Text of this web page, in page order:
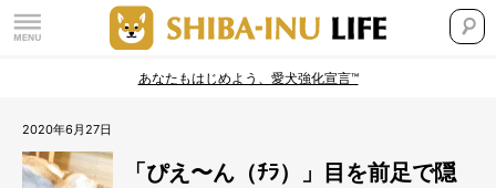
あなたもはじめよう、愛犬強化宣言™
2020年6月27日
「ぴえ〜ん（ﾁﾗ）」目を前足で隠